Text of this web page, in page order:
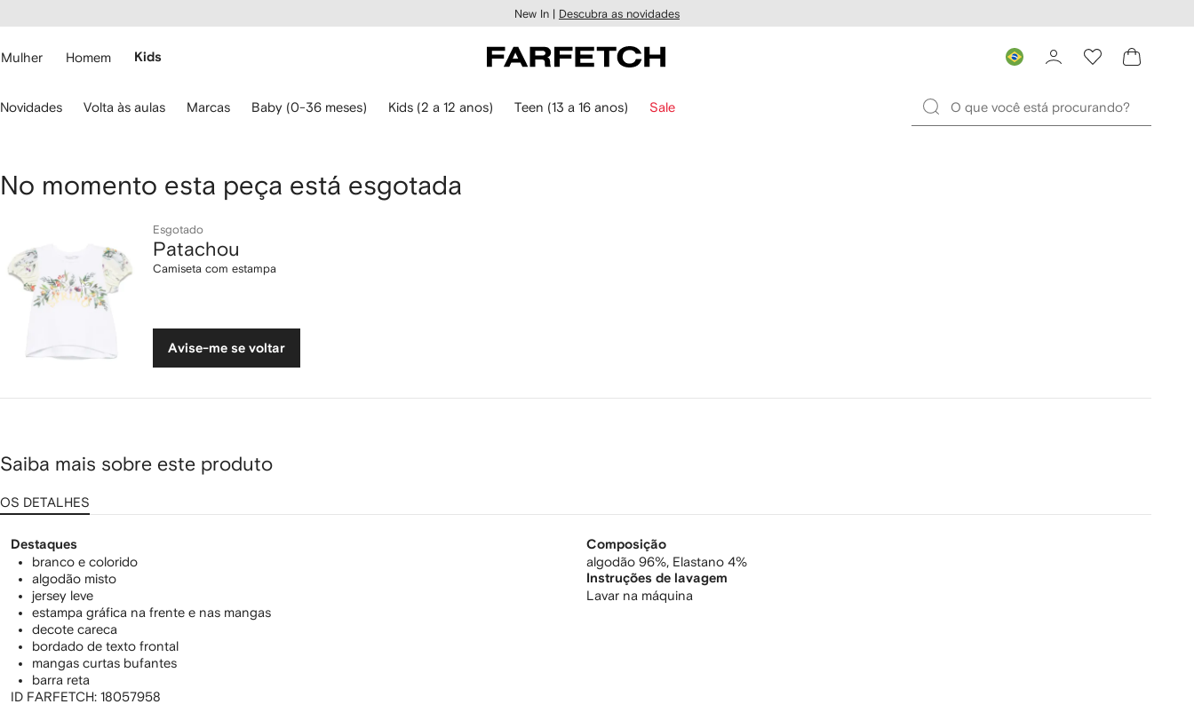
New In | Descubra as novidades
Mulher Homem Kids
Novidades Volta às aulas Marcas Baby (0-36 meses) Kids (2 a 12 anos) Teen (13 a 16 anos) Sale
Patachou
com
estampa
No momento esta peça está esgotada
Esgotado
Patachou
Camiseta com estampa
Avise-me se voltar
Saiba mais sobre este produto
OS DETALHES
Destaques
branco e colorido
algodão misto
jersey leve
estampa gráfica na frente e nas mangas
decote careca
bordado de texto frontal
mangas curtas bufantes
barra reta
ID FARFETCH: 18057958
Composição
algodão 96%, Elastano 4%
Instruções de lavagem
Lavar na máquina